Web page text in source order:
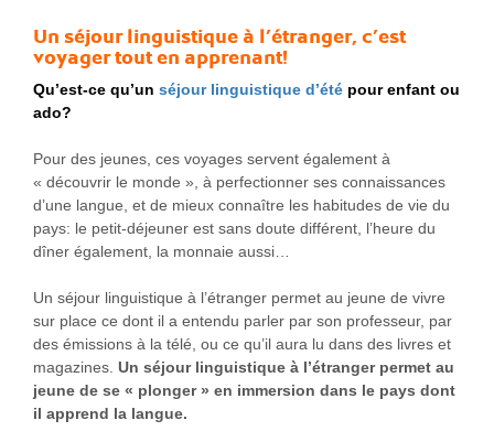
Un séjour linguistique à l’étranger, c’est
voyager tout en apprenant!
Qu’est-ce qu’un séjour linguistique d’été pour enfant ou
ado?
Pour des jeunes, ces voyages servent également à
« découvrir le monde », à perfectionner ses connaissances
d’une langue, et de mieux connaître les habitudes de vie du
pays: le petit-déjeuner est sans doute différent, l’heure du
dîner également, la monnaie aussi…
Un séjour linguistique à l’étranger permet au jeune de vivre
sur place ce dont il a entendu parler par son professeur, par
des émissions à la télé, ou ce qu’il aura lu dans des livres et
magazines. Un séjour linguistique à l’étranger permet au
jeune de se « plonger » en immersion dans le pays dont
il apprend la langue.